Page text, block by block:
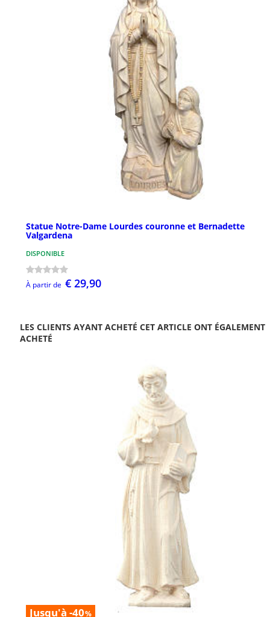
Statue Notre-Dame Lourdes couronne et Bernadette
Valgardena
DISPONIBLE
À partir de € 29,90
LES CLIENTS AYANT ACHETÉ CET ARTICLE ONT ÉGALEMENT
ACHETÉ
Jusqu'à -40%